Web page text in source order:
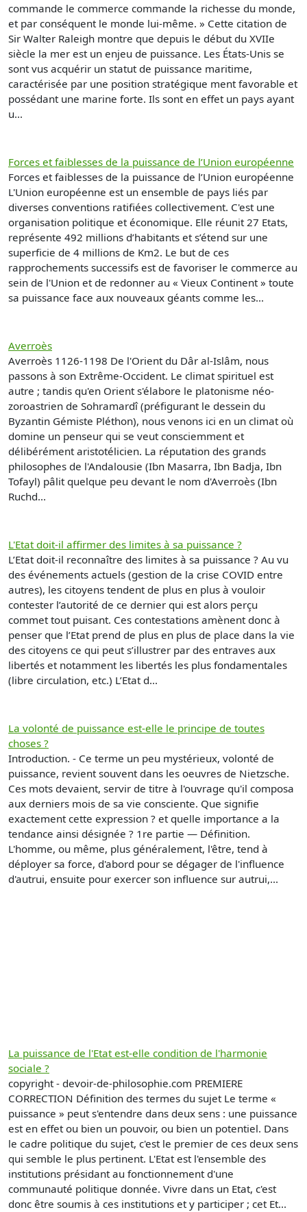
commande le commerce commande la richesse du monde,
et par conséquent le monde lui-même. » Cette citation de
Sir Walter Raleigh montre que depuis le début du XVIIe
siècle la mer est un enjeu de puissance. Les États-Unis se
sont vus acquérir un statut de puissance maritime,
caractérisée par une position stratégique ment favorable et
possédant une marine forte. Ils sont en effet un pays ayant
u...
Forces et faiblesses de la puissance de l’Union européenne
Forces et faiblesses de la puissance de l’Union européenne
L'Union européenne est un ensemble de pays liés par
diverses conventions ratifiées collectivement. C'est une
organisation politique et économique. Elle réunit 27 Etats,
représente 492 millions d’habitants et s’étend sur une
superficie de 4 millions de Km2. Le but de ces
rapprochements successifs est de favoriser le commerce au
sein de l'Union et de redonner au « Vieux Continent » toute
sa puissance face aux nouveaux géants comme les...
Averroès
Averroès 1126-1198 De l'Orient du Dâr al-Islâm, nous
passons à son Extrême-Occident. Le climat spirituel est
autre ; tandis qu'en Orient s'élabore le platonisme néo-
zoroastrien de Sohramardî (préfigurant le dessein du
Byzantin Gémiste Pléthon), nous venons ici en un climat où
domine un penseur qui se veut consciemment et
délibérément aristotélicien. La réputation des grands
philosophes de l'Andalousie (Ibn Masarra, Ibn Badja, Ibn
Tofayl) pâlit quelque peu devant le nom d'Averroès (Ibn
Ruchd...
L'Etat doit-il affirmer des limites à sa puissance ?
L’Etat doit-il reconnaître des limites à sa puissance ? Au vu
des événements actuels (gestion de la crise COVID entre
autres), les citoyens tendent de plus en plus à vouloir
contester l’autorité de ce dernier qui est alors perçu
commet tout puisant. Ces contestations amènent donc à
penser que l’Etat prend de plus en plus de place dans la vie
des citoyens ce qui peut s’illustrer par des entraves aux
libertés et notamment les libertés les plus fondamentales
(libre circulation, etc.) L’Etat d...
La volonté de puissance est-elle le principe de toutes
choses ?
Introduction. - Ce terme un peu mystérieux, volonté de
puissance, revient souvent dans les oeuvres de Nietzsche.
Ces mots devaient, servir de titre à l'ouvrage qu'il composa
aux derniers mois de sa vie consciente. Que signifie
exactement cette expression ? et quelle importance a la
tendance ainsi désignée ? 1re partie — Définition.
L'homme, ou même, plus généralement, l'être, tend à
déployer sa force, d'abord pour se dégager de l'influence
d'autrui, ensuite pour exercer son influence sur autrui,...
La puissance de l'Etat est-elle condition de l'harmonie
sociale ?
copyright - devoir-de-philosophie.com PREMIERE
CORRECTION Définition des termes du sujet Le terme «
puissance » peut s'entendre dans deux sens : une puissance
est en effet ou bien un pouvoir, ou bien un potentiel. Dans
le cadre politique du sujet, c'est le premier de ces deux sens
qui semble le plus pertinent. L'Etat est l'ensemble des
institutions présidant au fonctionnement d'une
communauté politique donnée. Vivre dans un Etat, c'est
donc être soumis à ces institutions et y participer ; cet Et...